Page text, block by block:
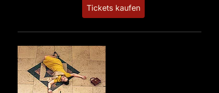
Tickets kaufen